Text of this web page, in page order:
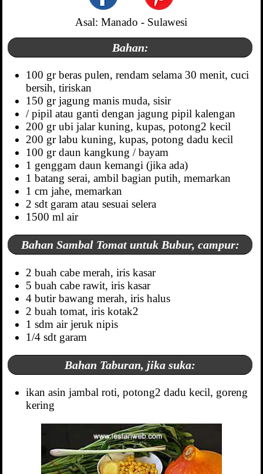
Asal: Manado - Sulawesi
Bahan:
100 gr beras pulen, rendam selama 30 menit, cuci
bersih, tiriskan
150 gr jagung manis muda, sisir
/ pipil atau ganti dengan jagung pipil kalengan
200 gr ubi jalar kuning, kupas, potong2 kecil
200 gr labu kuning, kupas, potong dadu kecil
100 gr daun kangkung / bayam
1 genggam daun kemangi (jika ada)
1 batang serai, ambil bagian putih, memarkan
1 cm jahe, memarkan
2 sdt garam atau sesuai selera
1500 ml air
Bahan Sambal Tomat untuk Bubur, campur:
2 buah cabe merah, iris kasar
5 buah cabe rawit, iris kasar
4 butir bawang merah, iris halus
2 buah tomat, iris kotak2
1 sdm air jeruk nipis
1/4 sdt garam
Bahan Taburan, jika suka:
ikan asin jambal roti, potong2 dadu kecil, goreng
kering